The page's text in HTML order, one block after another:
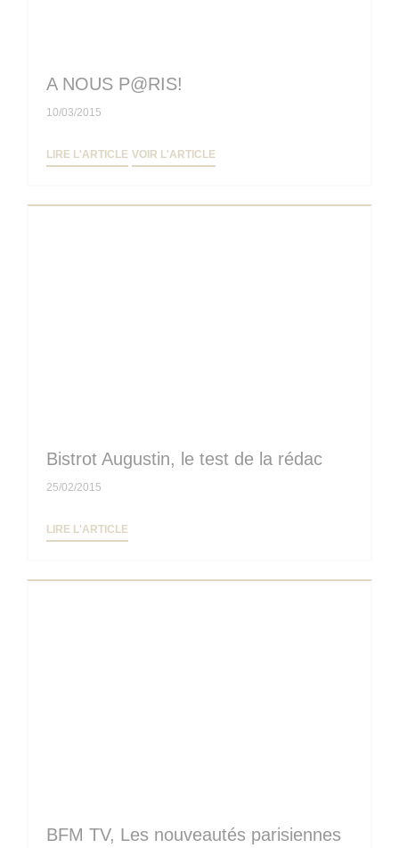
A NOUS P@RIS!
10/03/2015
LIRE L'ARTICLE ((OUVRE UNE NOUVELLE FENÊTRE))
VOIR L'ARTICLE
Bistrot Augustin, le test de la rédac
25/02/2015
LIRE L'ARTICLE
BFM TV, Les nouveautés parisiennes